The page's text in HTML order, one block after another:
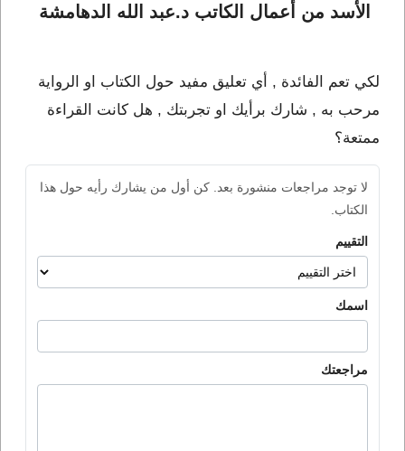
الأسد من أعمال الكاتب د.عبد الله الدهامشة
لكي تعم الفائدة , أي تعليق مفيد حول الكتاب او الرواية
مرحب به , شارك برأيك او تجربتك , هل كانت القراءة
ممتعة؟
لا توجد مراجعات منشورة بعد. كن أول من يشارك رأيه حول هذا
الكتاب.
التقييم
اسمك
مراجعتك